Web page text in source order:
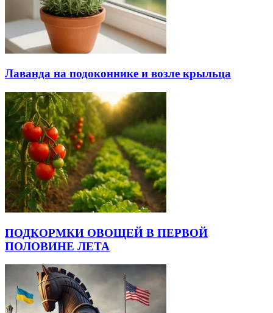
Лаванда на подоконнике и возле крыльца
ПОДКОРМКИ ОВОЩЕЙ В ПЕРВОЙ
ПОЛОВИНЕ ЛЕТА